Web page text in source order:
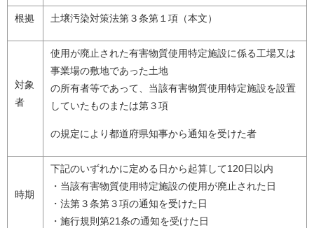
根拠 土壌汚染対策法第３条第１項（本文）
対象
者
使用が廃止された有害物質使用特定施設に係る工場又は
事業場の敷地であった土地
の所有者等であって、当該有害物質使用特定施設を設置
していたものまたは第３項
の規定により都道府県知事から通知を受けた者
時期
下記のいずれかに定める日から起算して120日以内
・当該有害物質使用特定施設の使用が廃止された日
・法第３条第３項の通知を受けた日
・施行規則第21条の通知を受けた日